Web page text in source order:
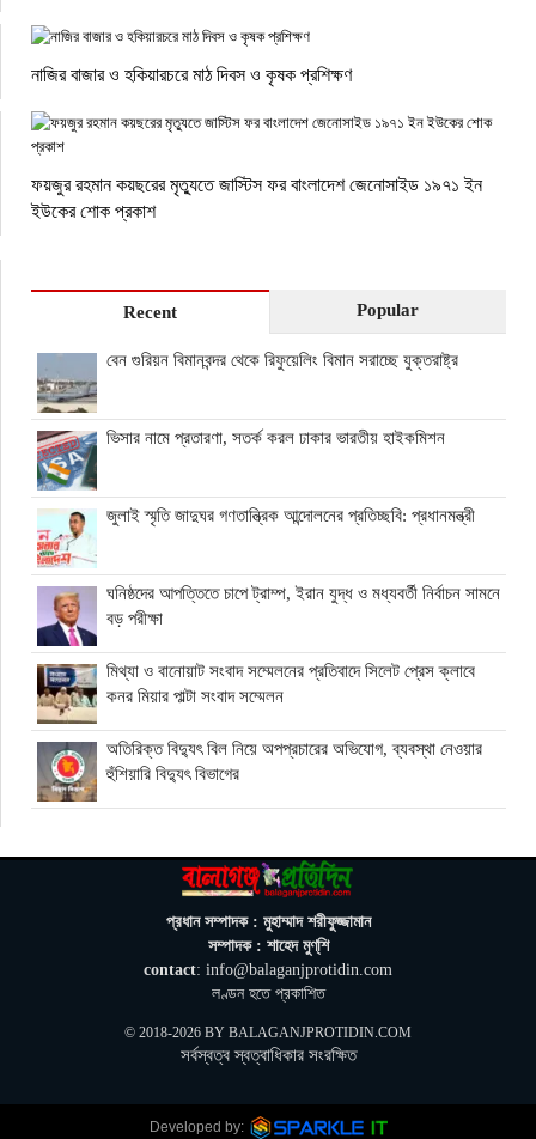
নাজির বাজার ও হকিয়ারচরে মাঠ দিবস ও কৃষক প্রশিক্ষণ
ফয়জুর রহমান কয়ছরের মৃত্যুতে জাস্টিস ফর বাংলাদেশ জেনোসাইড ১৯৭১ ইন
ইউকের শোক প্রকাশ
Recent Popular
বেন গুরিয়ন বিমানবন্দর থেকে রিফুয়েলিং বিমান সরাচ্ছে যুক্তরাষ্ট্র
ভিসার নামে প্রতারণা, সতর্ক করল ঢাকার ভারতীয় হাইকমিশন
জুলাই স্মৃতি জাদুঘর গণতান্ত্রিক আন্দোলনের প্রতিচ্ছবি: প্রধানমন্ত্রী
ঘনিষ্ঠদের আপত্তিতে চাপে ট্রাম্প, ইরান যুদ্ধ ও মধ্যবর্তী নির্বাচন সামনে
বড় পরীক্ষা
মিথ্যা ও বানোয়াট সংবাদ সম্মেলনের প্রতিবাদে সিলেট প্রেস ক্লাবে
কনর মিয়ার পাল্টা সংবাদ সম্মেলন
অতিরিক্ত বিদ্যুৎ বিল নিয়ে অপপ্রচারের অভিযোগ, ব্যবস্থা নেওয়ার
হুঁশিয়ারি বিদ্যুৎ বিভাগের
ইরানে নতুন হামলা স্থগিত ট্রাম্পের, দ্রুত চুক্তির ইঙ্গিত
বালাগঞ্জে শিশু-কিশোরদের মসজিদমুখী করতে ব্যতিক্রমী উদ্যোগ, ৩৩
জনকে পুরস্কার প্রদান
এনআইডি সংশোধন সহজ করতে চার সদস্যের কমিটি গঠন ইসির
প্রধান সম্পাদক : মুহাম্মাদ শরীফুজ্জামান
সম্পাদক : শাহেদ মুণ্‌শি
contact: info@balaganjprotidin.com
লণ্ডন হতে প্রকাশিত
© 2018-2026 BY BALAGANJPROTIDIN.COM
সর্বস্বত্ব স্বত্বাধিকার সংরক্ষিত
Developed by: